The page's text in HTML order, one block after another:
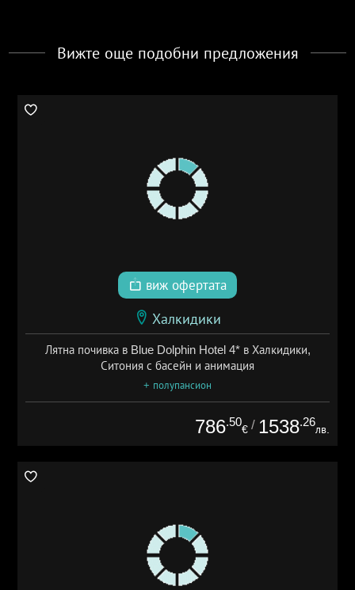
Вижте още подобни предложения
виж офертата
Халкидики
Лятна почивка в Blue Dolphin Hotel 4* в Халкидики,
Ситония с басейн и анимация
+ полупансион
786.50
€ / 1538.26
лв.